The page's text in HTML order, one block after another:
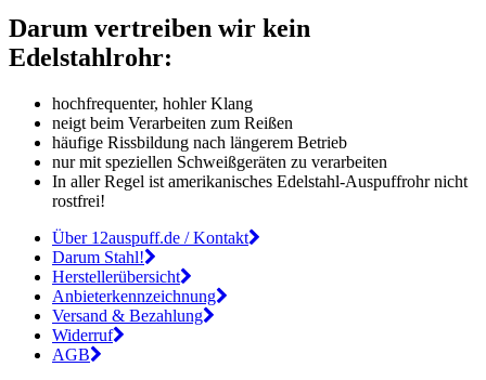
Darum vertreiben wir kein
Edelstahlrohr:
hochfrequenter, hohler Klang
neigt beim Verarbeiten zum Reißen
häufige Rissbildung nach längerem Betrieb
nur mit speziellen Schweißgeräten zu verarbeiten
In aller Regel ist amerikanisches Edelstahl-Auspuffrohr nicht
rostfrei!
Über 12auspuff.de / Kontakt
Darum Stahl!
Herstellerübersicht
Anbieterkennzeichnung
Versand & Bezahlung
Widerruf
AGB